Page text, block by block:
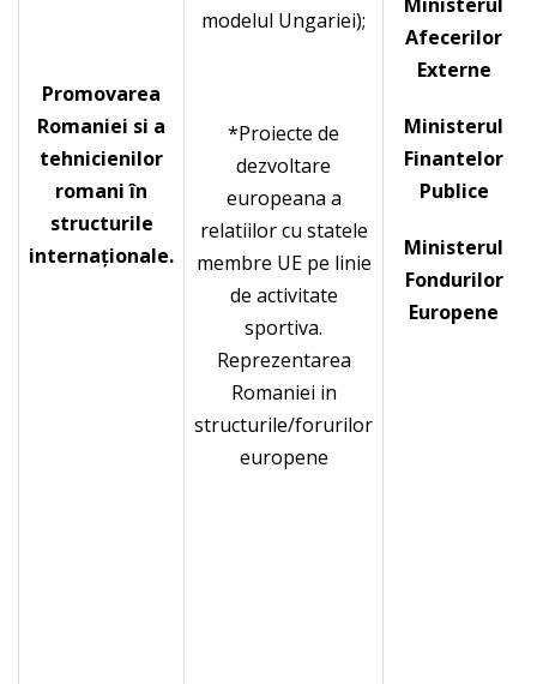
Promovarea
Romaniei si a
tehnicienilor
romani în
structurile
internaţionale.
modelul Ungariei);
*Proiecte de
dezvoltare
europeana a
relatiilor cu statele
membre UE pe linie
de activitate
sportiva.
Reprezentarea
Romaniei in
structurile/forurilor
europene
Afecerilor
Externe
Ministerul
Finantelor
Publice
Ministerul
Fondurilor
Europene